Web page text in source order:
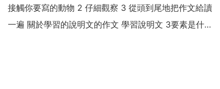
兄弟但都...
接觸你要寫的動物 2 仔細觀察 3 從頭到尾地把作文給讀
一遍 關於學習的說明文的作文 學習說明文 3要素是什